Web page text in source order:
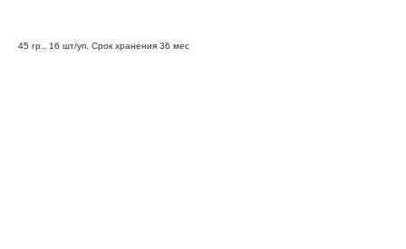
45 гр., 16 шт/уп. Срок хранения 36 мес